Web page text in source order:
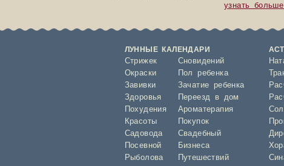
узнать
ЛУННЫЕ КАЛЕНДАРИ
Стрижек
Окраски
Завивки
Здоровья
Похудения
Красоты
Садовода
Посевной
Рыболова
Сновидений
Пол ребенка
Зачатие ребенка
Переезд в дом
Ароматерапия
Покупок
Свадебный
Бизнеса
Путешествий